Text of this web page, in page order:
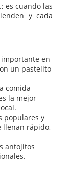
es cuando las
y cada
importante en
un pastelito
comida
la mejor
populares y
llenan rápido,
antojitos